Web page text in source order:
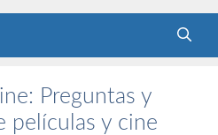
Preguntas y
películas y cine